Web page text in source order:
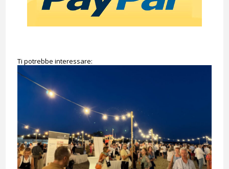
Ti potrebbe interessare: